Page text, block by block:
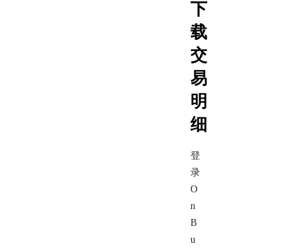
下
载
交
易
明
细
登
录
O
n
B
u